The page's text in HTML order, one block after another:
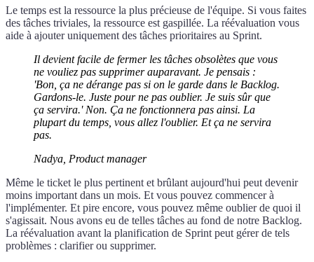
Le temps est la ressource la plus précieuse de l'équipe. Si vous faites
des tâches triviales, la ressource est gaspillée. La réévaluation vous
aide à ajouter uniquement des tâches prioritaires au Sprint.
Il devient facile de fermer les tâches obsolètes que vous
ne vouliez pas supprimer auparavant. Je pensais :
'Bon, ça ne dérange pas si on le garde dans le Backlog.
Gardons-le. Juste pour ne pas oublier. Je suis sûr que
ça servira.' Non. Ça ne fonctionnera pas ainsi. La
plupart du temps, vous allez l'oublier. Et ça ne servira
pas.
Nadya, Product manager
Même le ticket le plus pertinent et brûlant aujourd'hui peut devenir
moins important dans un mois. Et vous pouvez commencer à
l'implémenter. Et pire encore, vous pouvez même oublier de quoi il
s'agissait. Nous avons eu de telles tâches au fond de notre Backlog.
La réévaluation avant la planification de Sprint peut gérer de tels
problèmes : clarifier ou supprimer.